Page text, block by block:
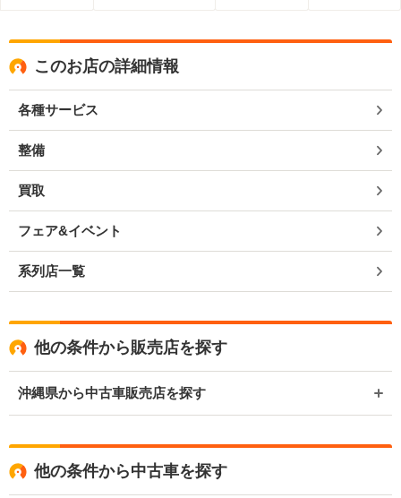
このお店の詳細情報
各種サービス
整備
買取
フェア&イベント
系列店一覧
他の条件から販売店を探す
沖縄県から中古車販売店を探す
他の条件から中古車を探す